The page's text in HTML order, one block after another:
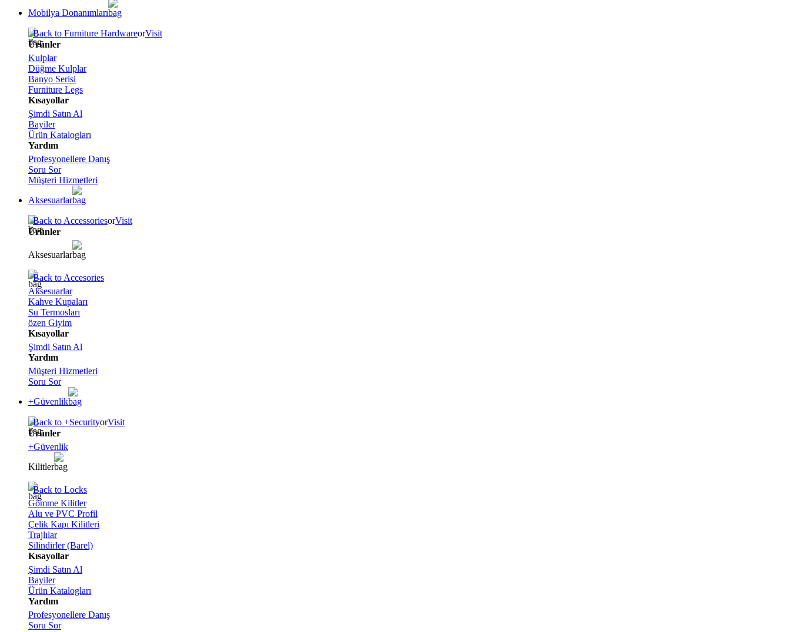
Mobilya Donanımları
Back to Furniture HardwareorVisit
Ürünler
Kulplar
Düğme Kulplar
Banyo Serisi
Furniture Legs
Kısayollar
Şimdi Satın Al
Bayiler
Ürün Katalogları
Yardım
Profesyonellere Danış
Soru Sor
Müşteri Hizmetleri
Aksesuarlar
Back to AccessoriesorVisit
Ürünler
Aksesuarlar
Back to Accesories
Aksesuarlar
Kahve Kupaları
Su Termosları
özen Giyim
Kısayollar
Şimdi Satın Al
Yardım
Müşteri Hizmetleri
Soru Sor
+Güvenlik
Back to +SecurityorVisit
Ürünler
+Güvenlik
Kilitler
Back to Locks
Gömme Kilitler
Alu ve PVC Profil
Çelik Kapı Kilitleri
Trajlılar
Silindirler (Barel)
Kısayollar
Şimdi Satın Al
Bayiler
Ürün Katalogları
Yardım
Profesyonellere Danış
Soru Sor